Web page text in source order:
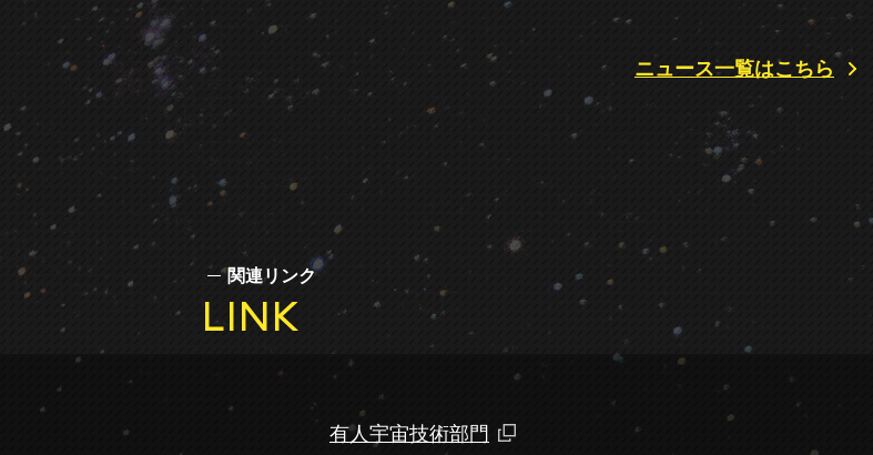
ニュース一覧はこちら
関連リンク
LINK
有人宇宙技術部門